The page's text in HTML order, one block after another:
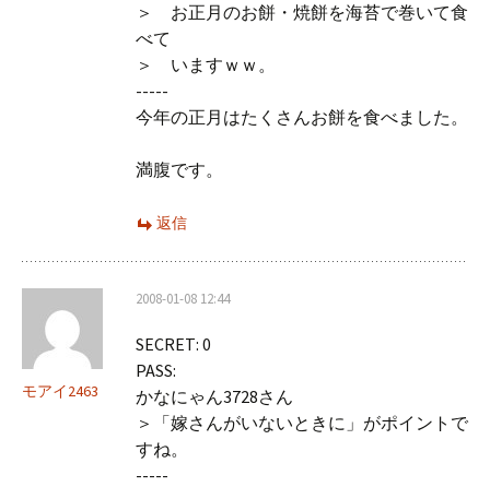
＞ お正月のお餅・焼餅を海苔で巻いて食
べて
＞ いますｗｗ。
-----
今年の正月はたくさんお餅を食べました。
満腹です。
返信
モアイ2463
2008-01-08 12:44
SECRET: 0
PASS:
かなにゃん3728さん
＞「嫁さんがいないときに」がポイントで
すね。
-----